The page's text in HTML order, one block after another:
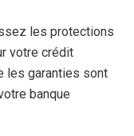
les protections
votre crédit
les garanties sont
banque